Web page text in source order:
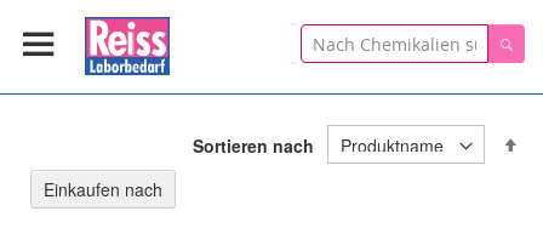
Suche
Sortieren nach
Einkaufen nach